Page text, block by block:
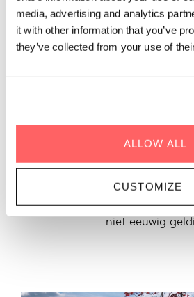
media, advertising and analytics
it with other information that you’ve
they’ve collected from your use of
ALLOW ALL
CUSTOMIZE
ervaar een andere manier van
Psst... wil je 10% korting
Wees er snel bij, want deze
niet eeuwig